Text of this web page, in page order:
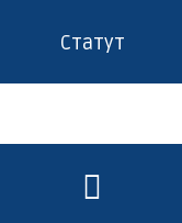
Статут